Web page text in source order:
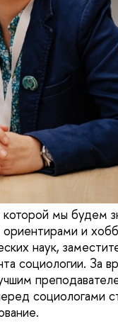
мы будем
и
наук,
социологии. За
социологами